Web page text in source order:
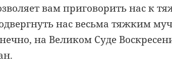
вам приговорить нас к
нас весьма тяжким
на Великом Суде